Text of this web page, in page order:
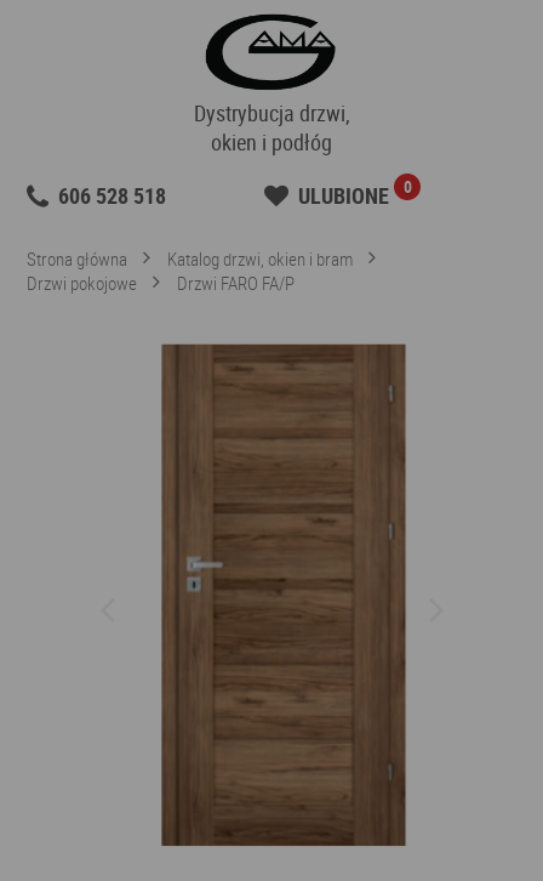
Dystrybucja drzwi,
okien i podłóg
606 528 518
ULUBIONE 0
Strona główna
Katalog drzwi, okien i bram
Drzwi pokojowe
Drzwi FARO FA/P